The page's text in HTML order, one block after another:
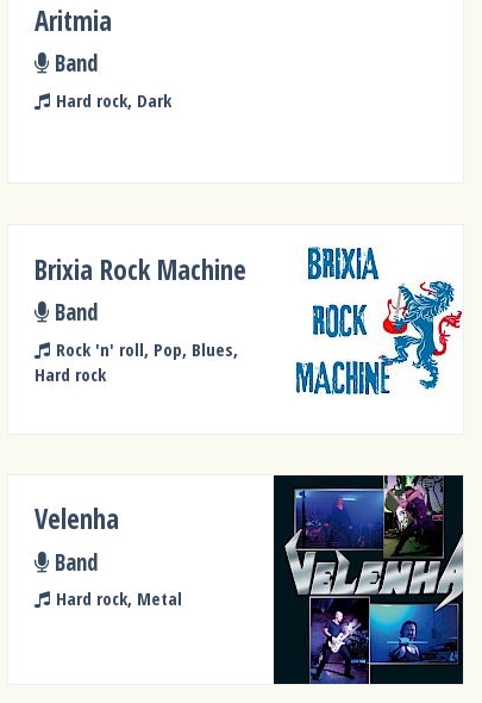
Aritmia
Band
Hard rock, Dark
Brixia Rock Machine
Band
Rock 'n' roll, Pop, Blues,
Hard rock
Velenha
Band
Hard rock, Metal